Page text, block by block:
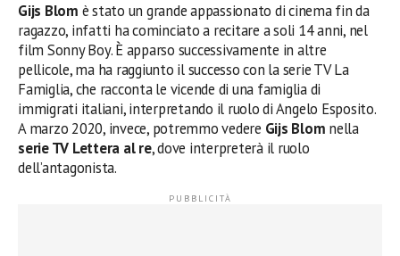
Gijs Blom è stato un grande appassionato di cinema fin da
ragazzo, infatti ha cominciato a recitare a soli 14 anni, nel
film Sonny Boy. È apparso successivamente in altre
pellicole, ma ha raggiunto il successo con la serie TV La
Famiglia, che racconta le vicende di una famiglia di
immigrati italiani, interpretando il ruolo di Angelo Esposito.
A marzo 2020, invece, potremmo vedere Gijs Blom nella
serie TV Lettera al re, dove interpreterà il ruolo
dell’antagonista.